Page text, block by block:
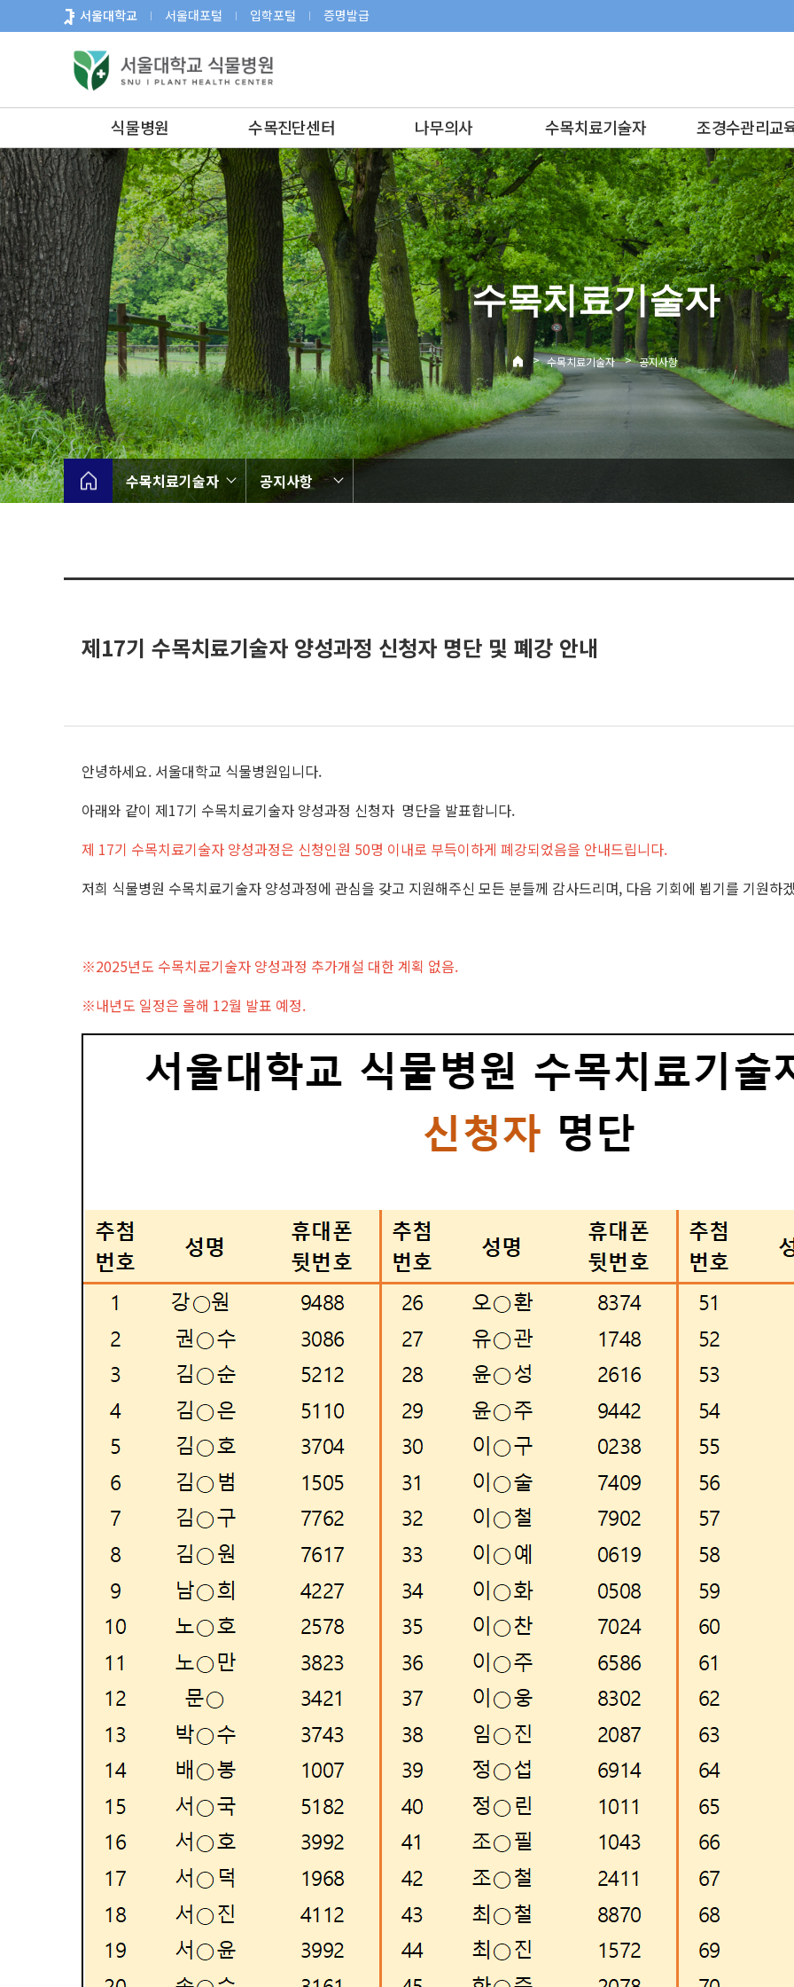
로
서울대학교 서울대포털 입학포털 증명발급
식물병원 수목진단센터 나무의사 수목치료기술자 조경수관리교
수목치료기술자
> 수목치료기술자 > 공지사항
수목치료기술자 공지사항
제17기 수목치료기술자 양성과정 신청자 명단 및 폐강 안내
안녕하세요. 서울대학교 식물병원입니다.
아래와 같이 제17기 수목치료기술자 양성과정 신청자 명단을 발표합니다.
제 17기 수목치료기술자 양성과정은 신청인원 50명 이내로 부득이하게 폐강되었음을 안내드립니다.
저희 식물병원 수목치료기술자 양성과정에 관심을 갖고 지원해주신 모든 분들께 감사드리며, 다음 기회에 뵙기를 기원하
※2025년도 수목치료기술자 양성과정 추가개설 대한 계획 없음.
※내년도 일정은 올해 12월 발표 예정.